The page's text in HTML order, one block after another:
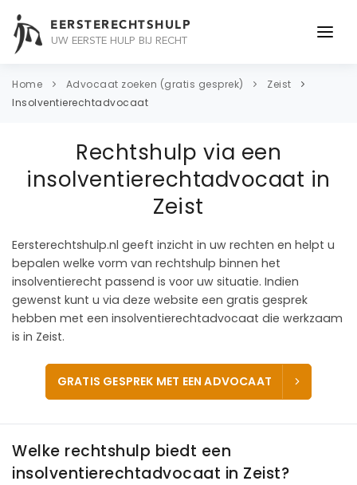
EERSTERECHTSHULP
UW EERSTE HULP BIJ RECHT
ONDERWERPEN
ADVOCAAT
OVER ONS
Home Advocaat zoeken (gratis gesprek)
Zeist
Insolventierechtadvocaat
Rechtshulp via een
insolventierechtadvocaat in
Zeist
Eersterechtshulp.nl geeft inzicht in uw rechten en helpt u
bepalen welke vorm van rechtshulp binnen het
insolventierecht passend is voor uw situatie. Indien
gewenst kunt u via deze website een gratis gesprek
hebben met een insolventierechtadvocaat die werkzaam
is in Zeist.
GRATIS GESPREK MET EEN ADVOCAAT
Welke rechtshulp biedt een
insolventierechtadvocaat in Zeist?